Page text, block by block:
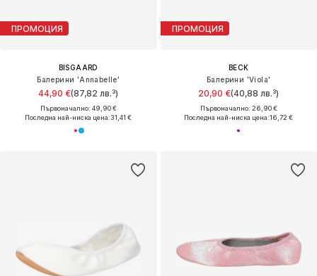
ПРОМОЦИЯ
BISGAARD
Балерини 'Annabelle'
44,90 €(87,82 лв.³)
Първоначално: 49,90 €
Последна най-ниска цена:31,41 €
ПРОМОЦИЯ
BECK
Балерини 'Viola'
20,90 €(40,88 лв.³)
Първоначално: 26,90 €
Последна най-ниска цена:16,72 €